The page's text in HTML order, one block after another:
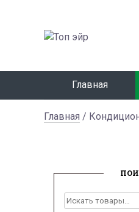
Главная
Главная /
Поиск